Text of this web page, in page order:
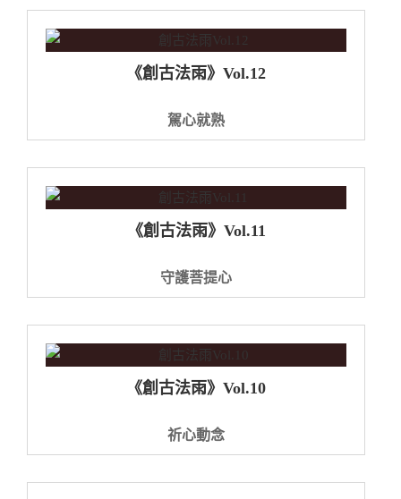
《創古法雨》Vol.12
駕心就熟
《創古法雨》Vol.11
守護菩提心
《創古法雨》Vol.10
祈心動念